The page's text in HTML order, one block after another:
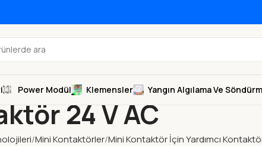
Power Modül Klemensler Yangın Algılama Ve
24 V AC
Mini Kontaktörler Mini Kontaktör İçin Yardımcı